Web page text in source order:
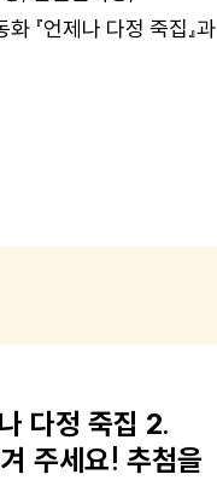
『언제나 다정 죽집』과
다정 죽집 2.
주세요! 추첨을